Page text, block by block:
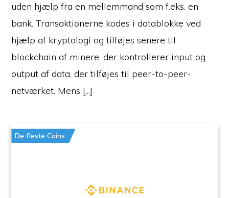
uden hjælp fra en mellemmand som f.eks. en
bank. Transaktionerne kodes i datablokke ved
hjælp af kryptologi og tilføjes senere til
blockchain af minere, der kontrollerer input og
output af data, der tilføjes til peer-to-peer-
netværket. Mens [...]
De fleste Coins